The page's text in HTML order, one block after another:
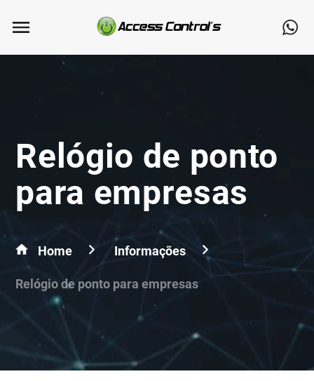
Relógio de ponto
para empresas
Home Informações
Relógio de ponto para empresas